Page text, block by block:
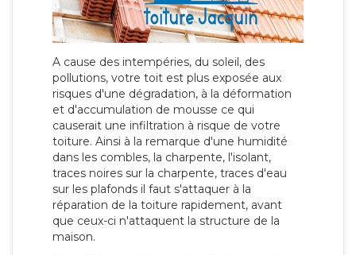
A cause des intempéries, du soleil, des
pollutions, votre toit est plus exposée aux
risques d'une dégradation, à la déformation
et d'accumulation de mousse ce qui
causerait une infiltration à risque de votre
toiture. Ainsi à la remarque d'une humidité
dans les combles, la charpente, l'isolant,
traces noires sur la charpente, traces d'eau
sur les plafonds il faut s'attaquer à la
réparation de la toiture rapidement, avant
que ceux-ci n'attaquent la structure de la
maison.